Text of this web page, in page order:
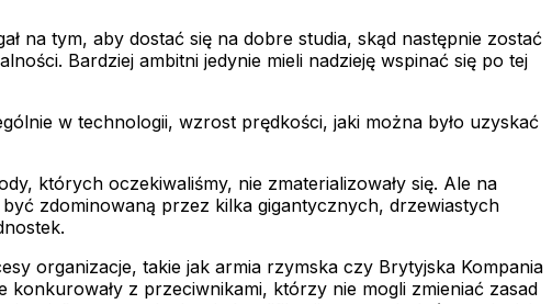
na tym, aby dostać się na dobre studia, skąd następnie zostać
Bardziej ambitni jedynie mieli nadzieję wspinać się po tej
w technologii, wzrost prędkości, jaki można było uzyskać
których oczekiwaliśmy, nie zmaterializowały się. Ale na
zdominowaną przez kilka gigantycznych, drzewiastych
organizacje, takie jak armia rzymska czy Brytyjska Kompania
konkurowały z przeciwnikami, którzy nie mogli zmieniać zasad